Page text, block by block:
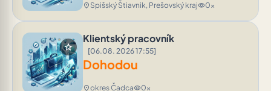
location_on Spišský Štiavnik, Prešovský krajvisibility0x
star
Klientský pracovník
[06.08. 2026 17:55]
Dohodou
location_onokres Čadcavisibility0x